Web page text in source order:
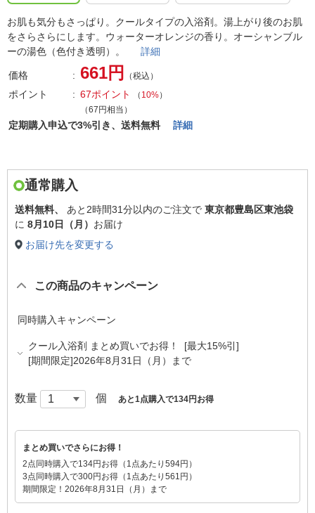
お肌も気分もさっぱり。クールタイプの入浴剤。湯上がり後のお肌
をさらさらにします。ウォーターオレンジの香り。オーシャンブル
ーの湯色（色付き透明）。 詳細
価格 661円 （税込）
ポイント 67ポイント （ 10%）
（67円相当）
定期購入申込で3%引き、送料無料 詳細
通常購入
送料無料、 あと 2時間31分以内のご注文で 東京都豊島区東池袋
に 8月10日（月） お届け
お届け先を変更する
この商品のキャンペーン
同時購入キャンペーン
クール入浴剤 まとめ買いでお得！ [最大15%引]
[期間限定]2026年8月31日（月）まで
数量 個 あと1点購入で134円お得
まとめ買いでさらにお得！
2点同時購入で134円お得（1点あたり594円）
3点同時購入で300円お得（1点あたり561円）
期間限定！2026年8月31日（月）まで